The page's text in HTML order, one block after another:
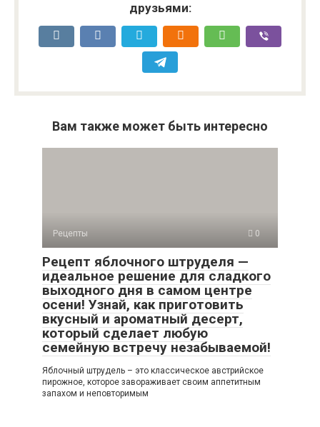
друзьями:
Вам также может быть интересно
Рецепты 0
Рецепт яблочного штруделя —
идеальное решение для сладкого
выходного дня в самом центре
осени! Узнай, как приготовить
вкусный и ароматный десерт,
который сделает любую
семейную встречу незабываемой!
Яблочный штрудель – это классическое австрийское
пирожное, которое завораживает своим аппетитным
запахом и неповторимым